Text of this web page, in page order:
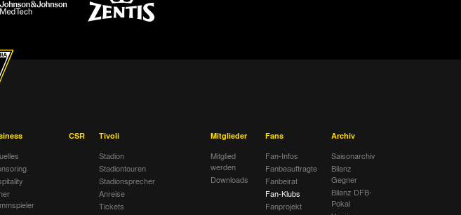
CSR
Tivoli
Stadion
Stadiontouren
Stadionsprecher
Anreise
Tickets
Mitglieder
Mitglied
werden
Downloads
Fans
Fan-Infos
Fanbeauftragte
Fanbeirat
Fan-Klubs
Fanprojekt
Archiv
Saisonarchiv
Bilanz
Gegner
Bilanz DFB-
Pokal